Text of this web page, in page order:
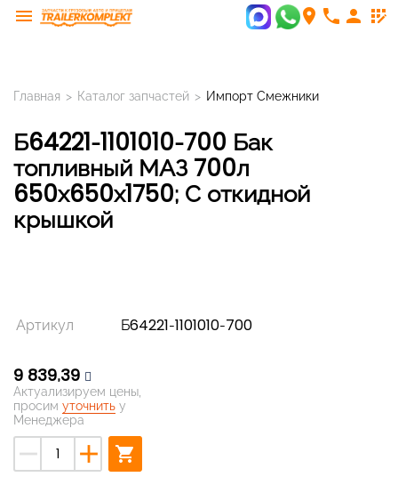
menu room phone person app_registration
Главная > Каталог запчастей > Импорт Смежники
Б64221-1101010-700 Бак
топливный МАЗ 700л
650х650х1750; С откидной
крышкой
Артикул Б64221-1101010-700
9 839,39
Актуализируем цены,
просим уточнить у
Менеджера
remove add shopping_cart